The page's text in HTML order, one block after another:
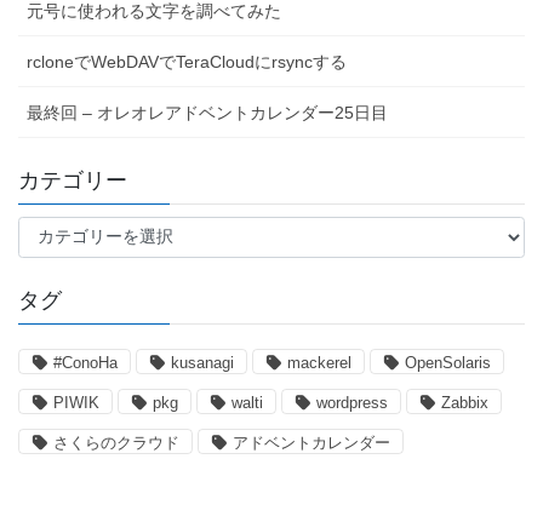
元号に使われる文字を調べてみた
rcloneでWebDAVでTeraCloudにrsyncする
最終回 – オレオレアドベントカレンダー25日目
カテゴリー
テ
リ
ー
タグ
#ConoHa kusanagi mackerel OpenSolaris
PIWIK pkg walti wordpress Zabbix
さくらのクラウド アドベントカレンダー